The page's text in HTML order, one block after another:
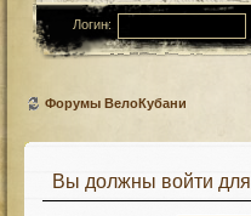
Логин:
Форумы ВелоКубани
Вы должны войти